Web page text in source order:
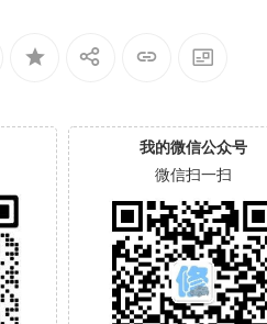
我的微信公众号
微信扫一扫